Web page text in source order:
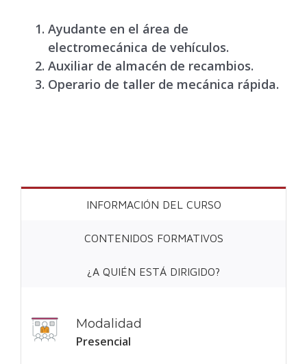
Ayudante en el área de
electromecánica de vehículos.
Auxiliar de almacén de recambios.
Operario de taller de mecánica rápida.
INFORMACIÓN DEL CURSO
CONTENIDOS FORMATIVOS
¿A QUIÉN ESTÁ DIRIGIDO?
Modalidad
Presencial